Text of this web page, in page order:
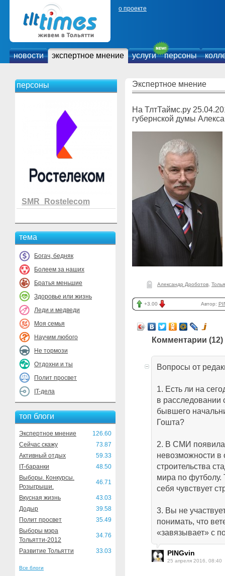
о проекте
новости экспертное мнение услуги персоны
персоны
SMR_Rostelecom
тема
Богач, бедняк
Болеем за наших
Братья меньшие
Здоровье или жизнь
Леди и медведи
Моя семья
Научим любого
Не тормози
Отдохни и ты
Полит просвет
IT-дела
топ блоги
Экспертное мнение
126.60
Сейчас скажу
73.87
Активный отдых
59.33
IT-баранки
48.50
Выборы. Конкурсы.
Розыгрыши.
46.71
Вкусная жизнь
43.03
Додыр
39.58
Полит просвет
35.49
Выборы мэра
Тольятти-2012
34.76
Развитие Тольятти 33.03
Все блоги
Экспертное мнение
На ТлтТаймс.ру
губернской думы
Александр Дроботов
+3.00 Автор:
Комментарии (12)
Вопросы от
1. Есть ли на
в расследовании
бывшего
Гошта?
2. В СМИ
невозможности в
строительства
мира по футболу.
себя чувствует
3. Вы не
понимать, что
«завязывает» с
PINGvin
25 апреля 2016, 08:40